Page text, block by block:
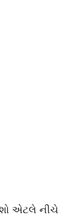
એટલે નીચે